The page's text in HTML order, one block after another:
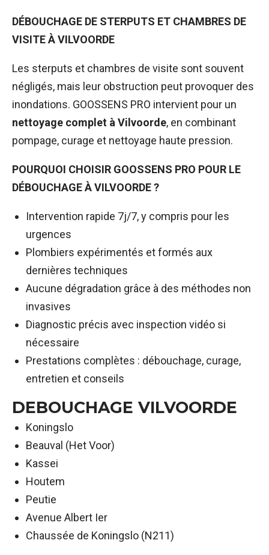
DÉBOUCHAGE DE STERPUTS ET CHAMBRES DE
VISITE À VILVOORDE
Les sterputs et chambres de visite sont souvent
négligés, mais leur obstruction peut provoquer des
inondations. GOOSSENS PRO intervient pour un
nettoyage complet à Vilvoorde, en combinant
pompage, curage et nettoyage haute pression.
POURQUOI CHOISIR GOOSSENS PRO POUR LE
DÉBOUCHAGE À VILVOORDE ?
Intervention rapide 7j/7, y compris pour les
urgences
Plombiers expérimentés et formés aux
dernières techniques
Aucune dégradation grâce à des méthodes non
invasives
Diagnostic précis avec inspection vidéo si
nécessaire
Prestations complètes : débouchage, curage,
entretien et conseils
DEBOUCHAGE VILVOORDE
Koningslo
Beauval (Het Voor)
Kassei
Houtem
Peutie
Avenue Albert Ier
Chaussée de Koningslo (N211)